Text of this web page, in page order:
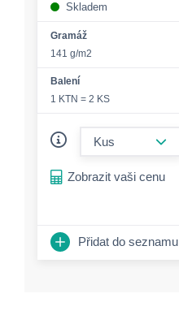
Skladem
Gramáž
141 g/m2
Balení
1 KTN = 2 KS
Zobrazit vaši cenu
Přidat do seznamu